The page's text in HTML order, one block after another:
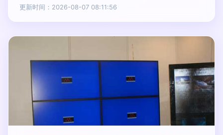
更新时间：2026-08-07 08:11:56